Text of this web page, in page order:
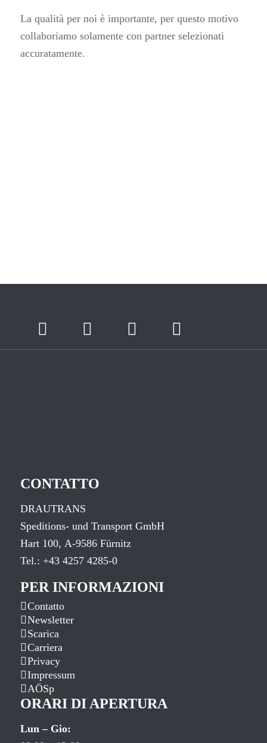
La qualità per noi è importante, per questo motivo
collaboriamo solamente con partner selezionati
accuratamente.
CONTATTO
DRAUTRANS
Speditions- und Transport GmbH
Hart 100, A-9586 Fürnitz
Tel.: +43 4257 4285-0
PER INFORMAZIONI
Contatto
Newsletter
Scarica
Carriera
Privacy
Impressum
AÖSp
ORARI DI APERTURA
Lun – Gio: